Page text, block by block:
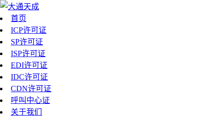
首页
ICP许可证
SP许可证
ISP许可证
EDI许可证
IDC许可证
CDN许可证
呼叫中心证
关于我们